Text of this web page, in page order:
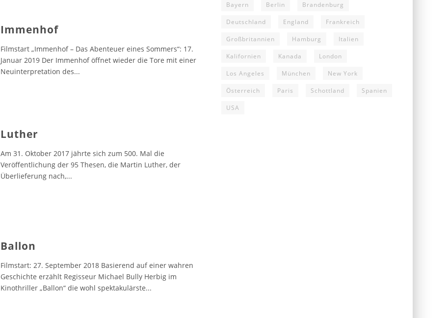
Immenhof
Filmstart „Immenhof – Das Abenteuer eines Sommers“: 17.
Januar 2019 Der Immenhof öffnet wieder die Tore mit einer
Neuinterpretation des...
Luther
Am 31. Oktober 2017 jährte sich zum 500. Mal die
Veröffentlichung der 95 Thesen, die Martin Luther, der
Überlieferung nach,...
Ballon
Filmstart: 27. September 2018 Basierend auf einer wahren
Geschichte erzählt Regisseur Michael Bully Herbig im
Kinothriller „Ballon“ die wohl spektakulärste...
Bayern Berlin Brandenburg
Deutschland England Frankreich
Großbritannien Hamburg Italien
Kalifornien Kanada London
Los Angeles München New York
Österreich Paris Schottland Spanien
USA